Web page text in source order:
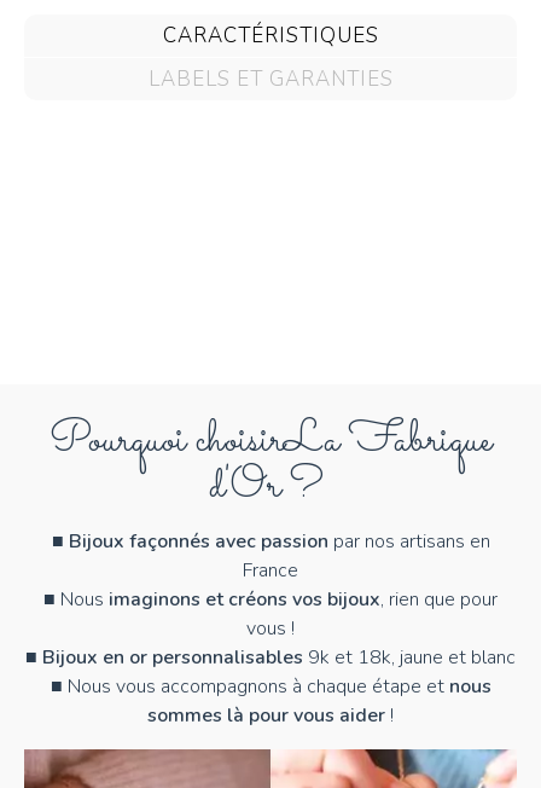
CARACTÉRISTIQUES
LABELS ET GARANTIES
Pourquoi choisirLa Fabrique
d'Or ?
■ Bijoux façonnés avec passion par nos artisans en
France
■ Nous imaginons et créons vos bijoux, rien que pour
vous !
■ Bijoux en or personnalisables 9k et 18k, jaune et blanc
■ Nous vous accompagnons à chaque étape et nous
sommes là pour vous aider !